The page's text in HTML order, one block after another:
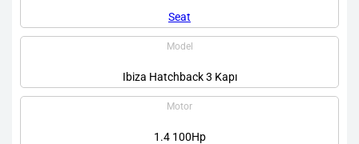
Seat
Model
Ibiza Hatchback 3 Kapı
Motor
1.4 100Hp